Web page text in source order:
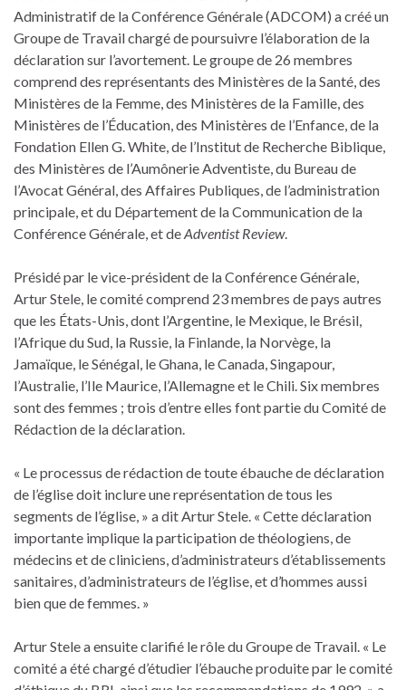
Administratif de la Conférence Générale (ADCOM) a créé un
Groupe de Travail chargé de poursuivre l’élaboration de la
déclaration sur l’avortement. Le groupe de 26 membres
comprend des représentants des Ministères de la Santé, des
Ministères de la Femme, des Ministères de la Famille, des
Ministères de l’Éducation, des Ministères de l’Enfance, de la
Fondation Ellen G. White, de l’Institut de Recherche Biblique,
des Ministères de l’Aumônerie Adventiste, du Bureau de
l’Avocat Général, des Affaires Publiques, de l’administration
principale, et du Département de la Communication de la
Conférence Générale, et deAdventist Review.
Présidé par le vice-président de la Conférence Générale,
Artur Stele, le comité comprend 23 membres de pays autres
que les États-Unis, dont l’Argentine, le Mexique, le Brésil,
l’Afrique du Sud, la Russie, la Finlande, la Norvège, la
Jamaïque, le Sénégal, le Ghana, le Canada, Singapour,
l’Australie, l’Ile Maurice, l’Allemagne et le Chili. Six membres
sont des femmes ; trois d’entre elles font partie du Comité de
Rédaction de la déclaration.
« Le processus de rédaction de toute ébauche de déclaration
de l’église doit inclure une représentation de tous les
segments de l’église, » a dit Artur Stele. « Cette déclaration
importante implique la participation de théologiens, de
médecins et de cliniciens, d’administrateurs d’établissements
sanitaires, d’administrateurs de l’église, et d’hommes aussi
bien que de femmes. »
Artur Stele a ensuite clarifié le rôle du Groupe de Travail. « Le
comité a été chargé d’étudier l’ébauche produite par le comité